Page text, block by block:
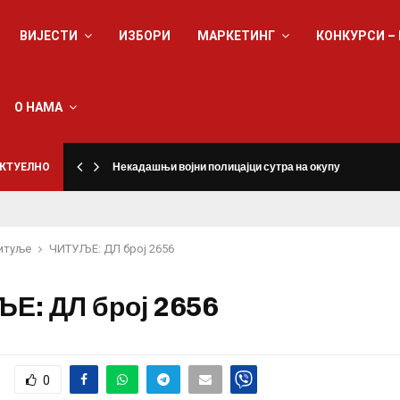
ВИЈЕСТИ ИЗБОРИ МАРКЕТИНГ КОНКУРСИ
О НАМА
Некадашњи војни полицајци сутра на окупу
ЧИТУЉЕ: ДЛ број 2656
ДЛ број 2656
0